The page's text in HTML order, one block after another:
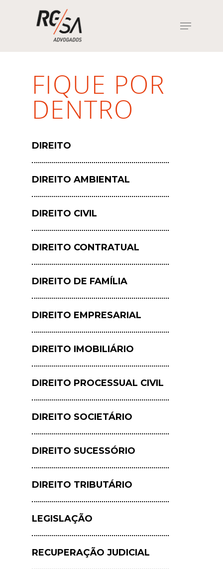
FIQUE POR
DENTRO
DIREITO
DIREITO AMBIENTAL
DIREITO CIVIL
DIREITO CONTRATUAL
DIREITO DE FAMÍLIA
DIREITO EMPRESARIAL
DIREITO IMOBILIÁRIO
DIREITO PROCESSUAL CIVIL
DIREITO SOCIETÁRIO
DIREITO SUCESSÓRIO
DIREITO TRIBUTÁRIO
LEGISLAÇÃO
RECUPERAÇÃO JUDICIAL